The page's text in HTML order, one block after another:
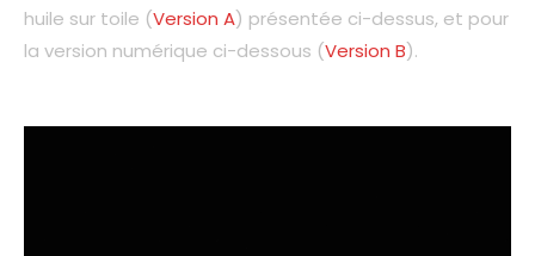
huile sur toile (Version A) présentée ci-dessus, et pour
la version numérique ci-dessous (Version B).